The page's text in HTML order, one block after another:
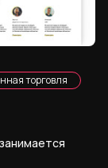
торговля